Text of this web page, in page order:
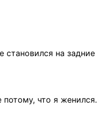
на задние
что я женился.